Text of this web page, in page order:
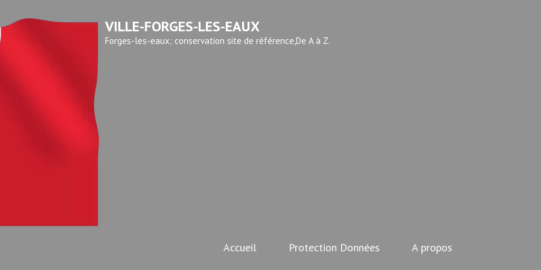
VILLE-FORGES-LES-EAUX
Forges-les-eaux; conservation site de référence,De A à Z.
Accueil Protection Données A propos